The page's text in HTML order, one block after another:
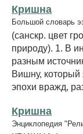
Кришна
Большой словарь
(санскр. цвет
природу). 1. В
разным
Вишну, который
эпохи вражд,
Кришна
Энциклопедия